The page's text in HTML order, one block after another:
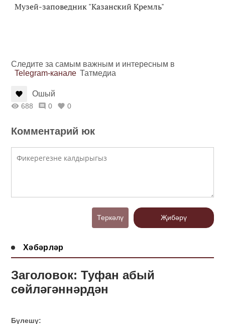
Музей-заповедник "Казанский Кремль"
Следите за самым важным и интересным в
Telegram-канале Татмедиа
Ошый
688 0 0
Комментарий юк
Теркәлү Җибәрү
Хәбәрләр
Заголовок: Туфан абый
сөйләгәннәрдән
Бүлешү: